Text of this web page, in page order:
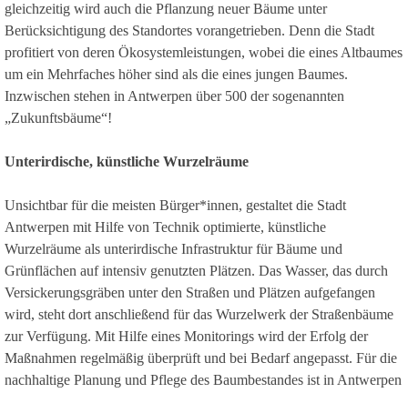
gleichzeitig wird auch die Pflanzung neuer Bäume unter
Berücksichtigung des Standortes vorangetrieben. Denn die Stadt
profitiert von deren Ökosystemleistungen, wobei die eines Altbaumes
um ein Mehrfaches höher sind als die eines jungen Baumes.
Inzwischen stehen in Antwerpen über 500 der sogenannten
„Zukunftsbäume“!
Unterirdische, künstliche Wurzelräume
Unsichtbar für die meisten Bürger*innen, gestaltet die Stadt
Antwerpen mit Hilfe von Technik optimierte, künstliche
Wurzelräume als unterirdische Infrastruktur für Bäume und
Grünflächen auf intensiv genutzten Plätzen. Das Wasser, das durch
Versickerungsgräben unter den Straßen und Plätzen aufgefangen
wird, steht dort anschließend für das Wurzelwerk der Straßenbäume
zur Verfügung. Mit Hilfe eines Monitorings wird der Erfolg der
Maßnahmen regelmäßig überprüft und bei Bedarf angepasst. Für die
nachhaltige Planung und Pflege des Baumbestandes ist in Antwerpen